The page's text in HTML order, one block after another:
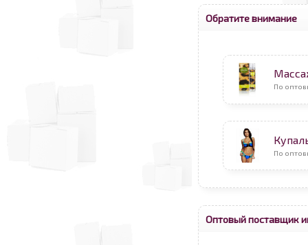
Обратите внимание
По
По
Оптовый поставщик